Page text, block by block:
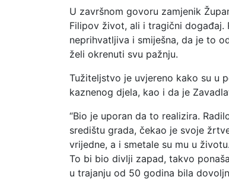
U završnom govoru zamjenik
Filipov život, ali i tragični događaj.
neprihvatljiva i smiješna, da je to
želi okrenuti svu pažnju.
Tužiteljstvo je uvjereno kako su u
kaznenog djela, kao i da je
“Bio je uporan da to realizira.
središtu grada, čekao je svoje
vrijedne, a i smetale su mu u
To bi bio divlji zapad, takvo
u trajanju od 50 godina bila